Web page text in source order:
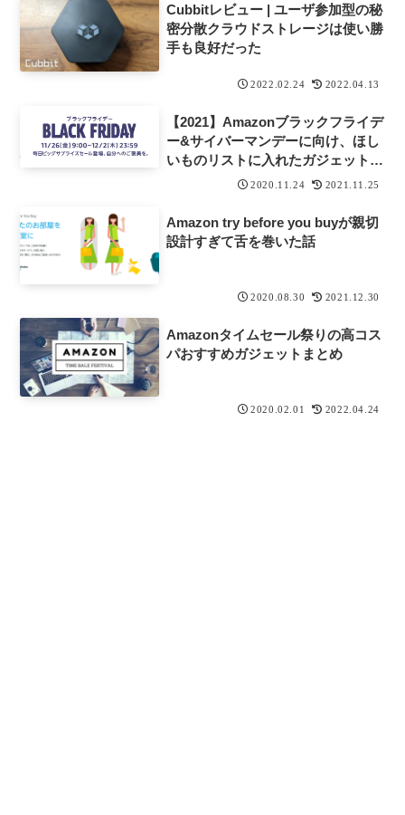
Cubbitレビュー | ユーザ参加型の秘
密分散クラウドストレージは使い勝
手も良好だった
2022.02.24 2022.04.13
【2021】Amazonブラックフライデ
ー&サイバーマンデーに向け、ほし
いものリストに入れたガジェットま
2020.11.24 2021.11.25
Amazon try before you buyが親切
設計すぎて舌を巻いた話
2020.08.30 2021.12.30
Amazonタイムセール祭りの高コス
パおすすめガジェットまとめ
2020.02.01 2022.04.24